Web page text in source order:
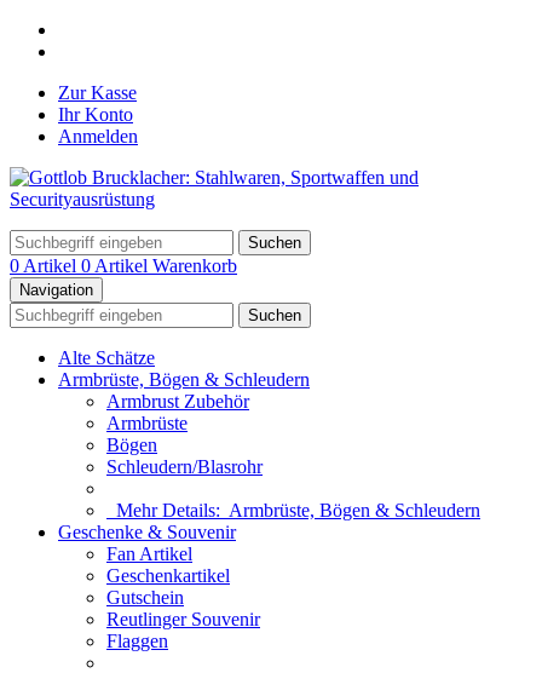
Zur Kasse
Ihr Konto
Anmelden
Suchen
0 Artikel 0 Artikel Warenkorb
Navigation
Suchen
Alte Schätze
Armbrüste, Bögen & Schleudern
Armbrust Zubehör
Armbrüste
Bögen
Schleudern/Blasrohr
Mehr Details: Armbrüste, Bögen & Schleudern
Geschenke & Souvenir
Fan Artikel
Geschenkartikel
Gutschein
Reutlinger Souvenir
Flaggen